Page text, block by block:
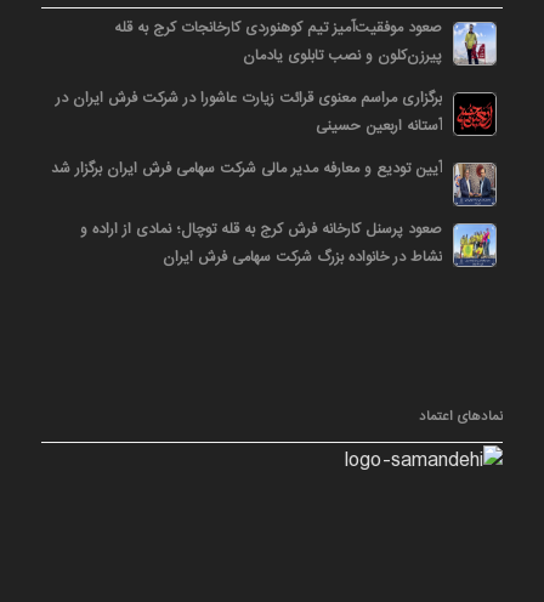
صعود موفقیت‌آمیز تیم کوهنوردی کارخانجات کرج به قله
پیرزن‌کلون و نصب تابلوی یادمان
برگزاری مراسم معنوی قرائت زیارت عاشورا در شرکت فرش ایران در
آستانه اربعین حسینی
آیین تودیع و معارفه مدیر مالی شرکت سهامی فرش ایران برگزار شد
صعود پرسنل کارخانه فرش کرج به قله توچال؛ نمادی از اراده و
نشاط در خانواده بزرگ شرکت سهامی فرش ایران
نمادهای اعتماد